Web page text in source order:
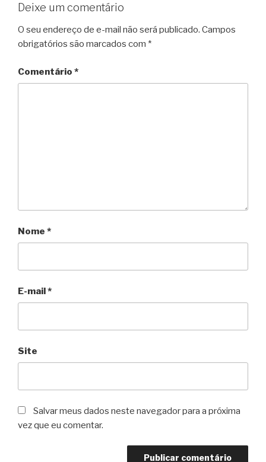
Deixe um comentário
O seu endereço de e-mail não será publicado. Campos
obrigatórios são marcados com *
Comentário *
Nome *
E-mail*
Site
Salvar meus dados neste navegador para a próxima
vez que eu comentar.